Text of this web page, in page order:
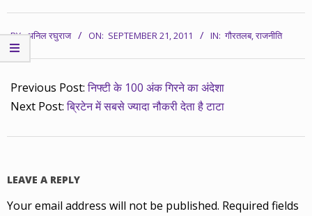
09-
21
BY: अनिल रघुराज ON: SEPTEMBER 21, 2011 IN: गौरतलब,राजनीति
Previous Post:निफ्टी के 100 अंक गिरने का अंदेशा
Next Post:ब्रिटेन में सबसे ज्यादा नौकरी देता है टाटा
LEAVE A REPLY
Your email address will not be published. Required fields